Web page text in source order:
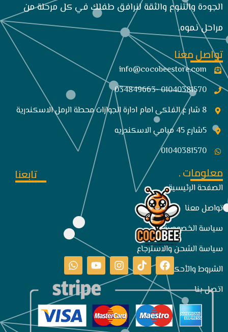
الجودة والتنوع والثقة لنرافق طفلك في كل مرحلة من
مراحل نموه.
تواصل معنا
info@cocobeestore.com​
01040381570 -034849663
8 شار ع الفلكى امام ادارة الجوازات محطة الرمل الاسكندرية
5شارع 45 ميامي الاسكندريه
01040381570
معلومات .
الصفحة الرئيسية
تواصل معنا
سياسة الخصوصية
سياسة الشحن والاسترجاع
الشروط والأحكام
اتصل بنا
تابعنا